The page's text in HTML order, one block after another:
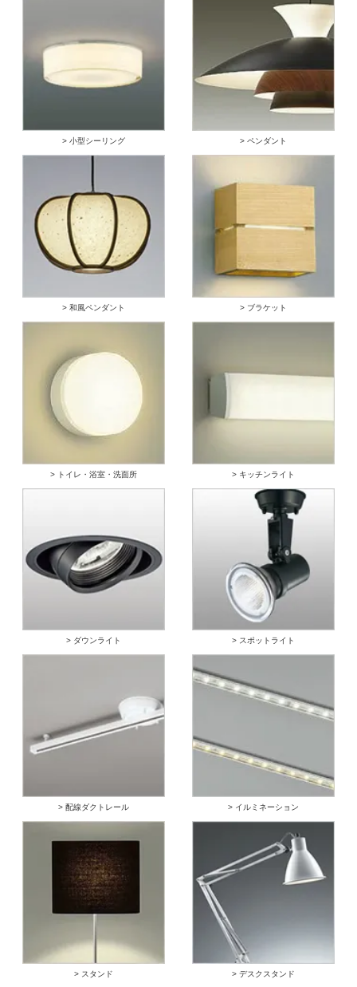
> 小型シーリング > ペンダント
> 和風ペンダント > ブラケット
> トイレ・浴室・洗面所 > キッチンライト
> ダウンライト > スポットライト
> 配線ダクトレール > イルミネーション
> スタンド > デスクスタンド